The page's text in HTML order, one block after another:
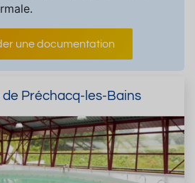
une documentation
Préchacq-les-Bains